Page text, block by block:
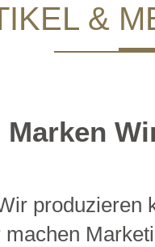
&
Marken
produzieren
machen